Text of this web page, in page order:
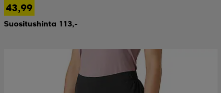
43,99
Suositushinta 113,-